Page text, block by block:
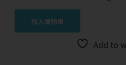
加入購物車
Add to